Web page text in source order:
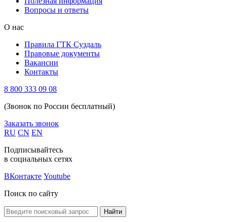
Вопросы и ответы
О нас
Правила ГТК Суздаль
Правовые документы
Вакансии
Контакты
8 800 333 09 08
(Звонок по России бесплатный)
Заказать звонок
RU CN EN
Подписывайтесь
в социальных сетях
ВКонтакте Youtube
Поиск по сайту
Найти